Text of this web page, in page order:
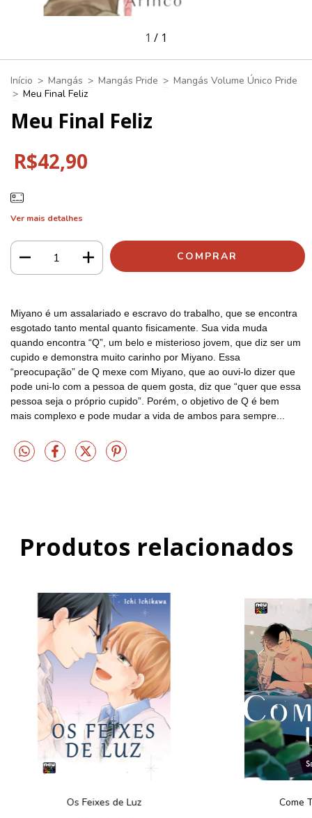
1 / 1
Início > Mangás > Mangás Pride > Mangás Volume Único Pride
> Meu Final Feliz
Meu Final Feliz
R$42,90
Ver mais detalhes
Miyano é um assalariado e escravo do trabalho, que se encontra
esgotado tanto mental quanto fisicamente. Sua vida muda
quando encontra “Q”, um belo e misterioso jovem, que diz ser um
cupido e demonstra muito carinho por Miyano. Essa
“preocupação” de Q mexe com Miyano, que ao ouvi-lo dizer que
pode uni-lo com a pessoa de quem gosta, diz que “quer que essa
pessoa seja o próprio cupido”. Porém, o objetivo de Q é bem
mais complexo e pode mudar a vida de ambos para sempre...
Produtos relacionados
Os Feixes de Luz Come